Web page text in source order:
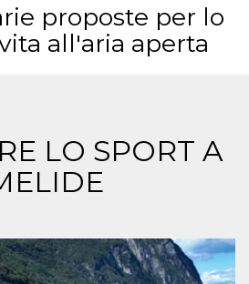
proposte per lo
all'aria aperta
LO SPORT A